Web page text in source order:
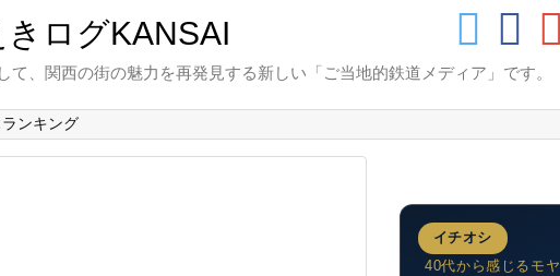
て、関西の街の魅力を再発見する新しい「ご当地的鉄道メディア」です。
ンキング
イチオシ
40代から感じるモ